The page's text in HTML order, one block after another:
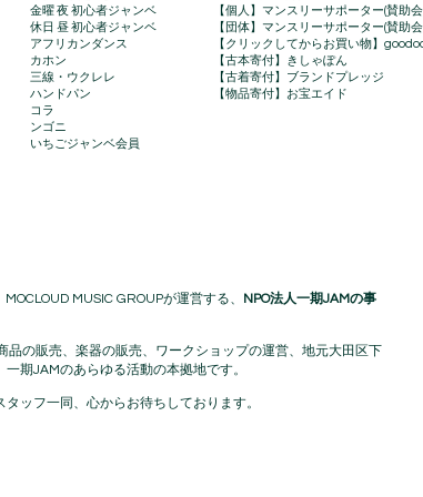
金曜 夜 初心者ジャンベ
休日 昼 初心者ジャンベ
アフリカンダンス
カホン
三線・ウクレレ
ハンドパン
コラ
ンゴニ
いちごジャンベ会員
【個人】マンスリーサポーター(賛助
【団体】マンスリーサポーター(賛助
【クリックしてからお買い物】
【古本寄付】きしゃぽん
【古着寄付】ブランドプレッジ
【物品寄付】お宝エイド
MUSIC GROUPが運営する、 NPO法人一期JAMの事
の販売、楽器の販売、ワークショップの運営、地元大田区下
期JAMのあらゆる活動の本拠地です。
ッフ一同、心からお待ちしております。